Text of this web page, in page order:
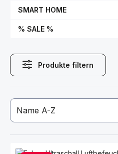
SMART HOME
% SALE %
Produkte filtern